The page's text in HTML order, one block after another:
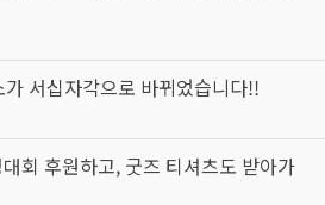
서십자각으로 바뀌었습니다!!
회 후원하고, 굿즈 티셔츠도 받아가